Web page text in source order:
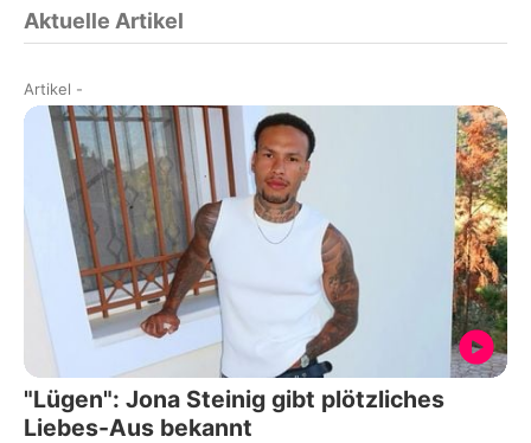
Aktuelle Artikel
Artikel -
"Lügen": Jona Steinig gibt plötzliches
Liebes-Aus bekannt